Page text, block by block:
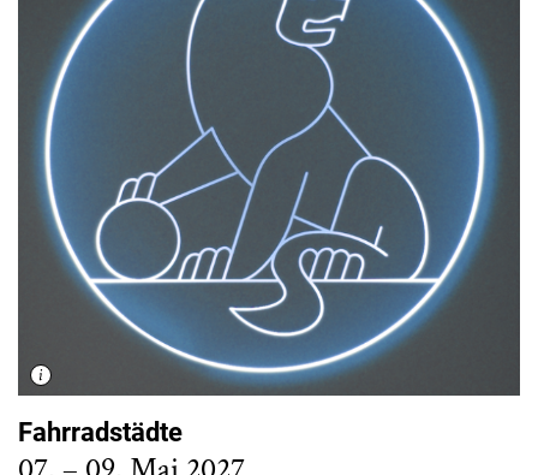
Fahrradstädte